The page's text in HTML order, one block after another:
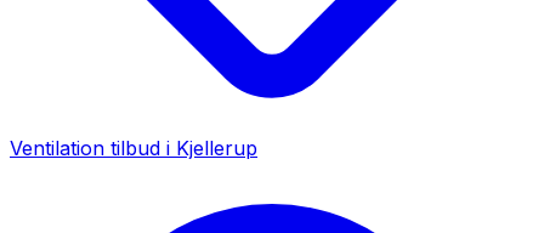
Ventilation tilbud i Kjellerup